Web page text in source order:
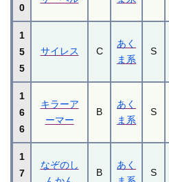
0
1
5
5
サイレス C
あく
ま系
S
1
6
6
キラーア
ーマー
B
あく
ま系
S
1
7
なぞのし
B
あく
S